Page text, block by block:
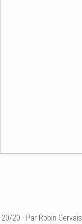
20/20 - Par Robin Gervais